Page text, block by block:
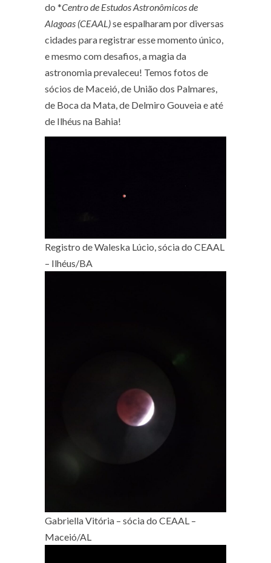
do *Centro de Estudos Astronômicos de
Alagoas (CEAAL)se espalharam por diversas
cidades para registrar esse momento único,
e mesmo com desafios, a magia da
astronomia prevaleceu! Temos fotos de
sócios de Maceió, de União dos Palmares,
de Boca da Mata, de Delmiro Gouveia e até
de Ilhéus na Bahia!
Registro de Waleska Lúcio, sócia do CEAAL
– Ilhéus/BA
Gabriella Vitória – sócia do CEAAL –
Maceió/AL